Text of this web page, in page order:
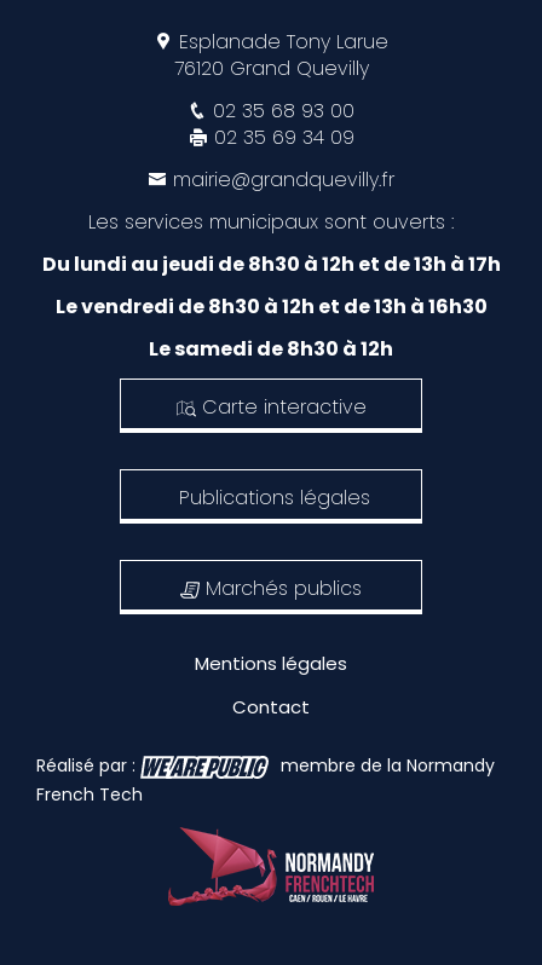
Esplanade Tony Larue
76120 Grand Quevilly
02 35 68 93 00
02 35 69 34 09
mairie@grandquevilly.fr
Les services municipaux sont ouverts :
Du lundi au jeudi de 8h30 à 12h et de 13h à 17h
Le vendredi de 8h30 à 12h et de 13h à 16h30
Le samedi de 8h30 à 12h
Carte interactive
Publications légales
Marchés publics
Mentions légales
Contact
Réalisé par :
membre de la Normandy
French Tech